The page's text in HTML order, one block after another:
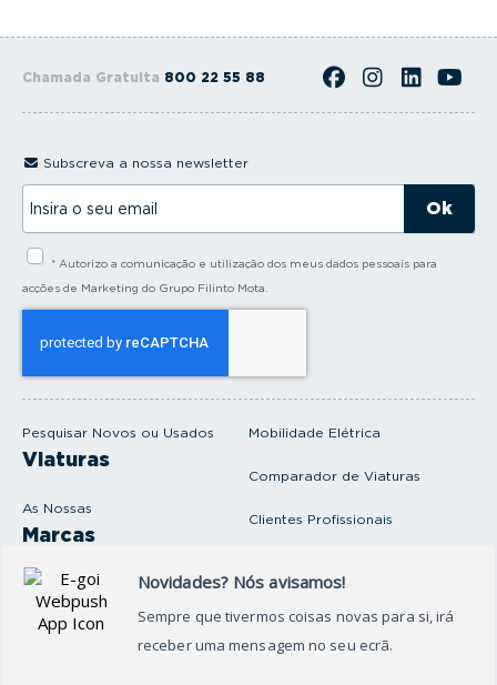
Chamada Gratuita 800 22 55 88
Pesquisar Novos ou Usados
Viaturas
As Nossas
Marcas
Produtos e serviços
Oficina
Mobilidade Elétrica
Comparador de Viaturas
Clientes Profissionais
Seguros Protector
Subscreva a nossa newsletter
s
l
* Autorizo a comunicação e utilização dos meus dados pessoais para
acções de Marketing do Grupo Filinto Mota.